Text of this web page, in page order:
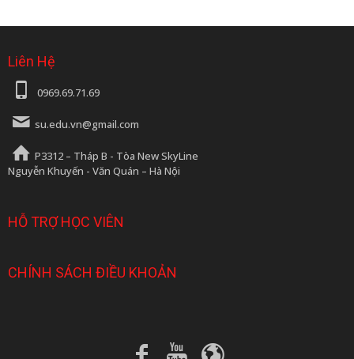
Liên Hệ
0969.69.71.69
su.edu.vn@gmail.com
P3312 – Tháp B - Tòa New SkyLine
Nguyễn Khuyến - Văn Quán – Hà Nội
HỖ TRỢ HỌC VIÊN
CHÍNH SÁCH ĐIỀU KHOẢN